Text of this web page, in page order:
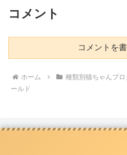
コメント
コメントを
ホーム 種類別猫ちゃんブロ
ールド